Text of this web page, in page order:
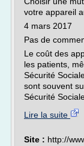
votre appareil
4 mars 2017
Pas de
Le coût des
les patients,
Sécurité
sont souvent
Sécurité
Lire la suite
Site : http://